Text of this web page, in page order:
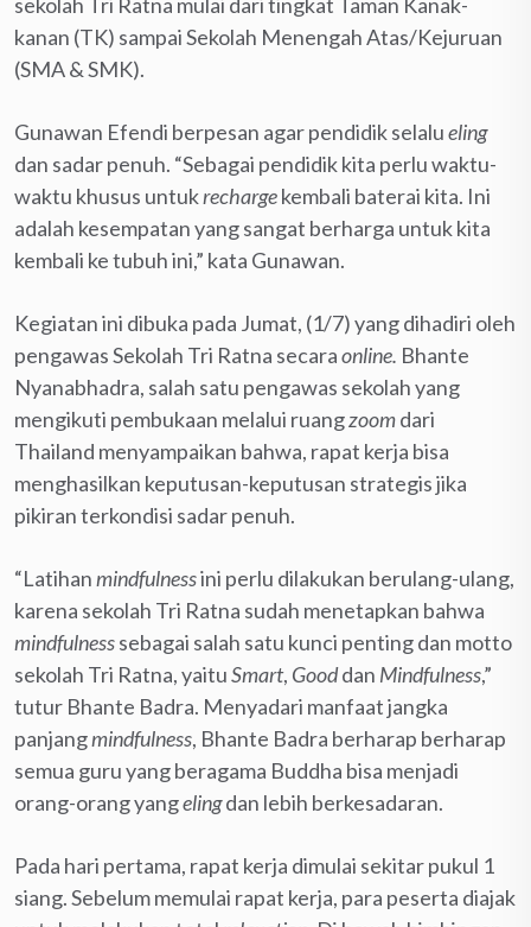
kanan (TK) sampai Sekolah Menengah Atas/Kejuruan
(SMA & SMK).
Gunawan Efendi berpesan agar pendidik selalueling
dan sadar penuh. “Sebagai pendidik kita perlu waktu-
waktu khusus untukrechargekembali baterai kita. Ini
adalah kesempatan yang sangat berharga untuk kita
kembali ke tubuh ini,” kata Gunawan.
Kegiatan ini dibuka pada Jumat, (1/7) yang dihadiri oleh
pengawas Sekolah Tri Ratna secaraonline. Bhante
Nyanabhadra, salah satu pengawas sekolah yang
mengikuti pembukaan melalui ruangzoomdari
Thailand menyampaikan bahwa, rapat kerja bisa
menghasilkan keputusan-keputusan strategis jika
pikiran terkondisi sadar penuh.
“Latihanmindfulnessini perlu dilakukan berulang-ulang,
karena sekolah Tri Ratna sudah menetapkan bahwa
mindfulnesssebagai salah satu kunci penting dan motto
sekolah Tri Ratna, yaituSmart, Gooddan Mindfulness,”
tutur Bhante Badra. Menyadari manfaat jangka
panjangmindfulness, Bhante Badra berharap berharap
semua guru yang beragama Buddha bisa menjadi
orang-orang yangelingdan lebih berkesadaran.
Pada hari pertama, rapat kerja dimulai sekitar pukul 1
siang. Sebelum memulai rapat kerja, para peserta diajak